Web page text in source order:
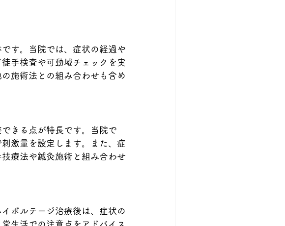
す。当院では、症状の経過や
手検査や可動域チェックを実
施術法との組み合わせも含め
きる点が特長です。当院で
激量を設定します。また、症
療法や鍼灸施術と組み合わせ
ボルテージ治療後は、症状の
生活での注意点をアドバイス